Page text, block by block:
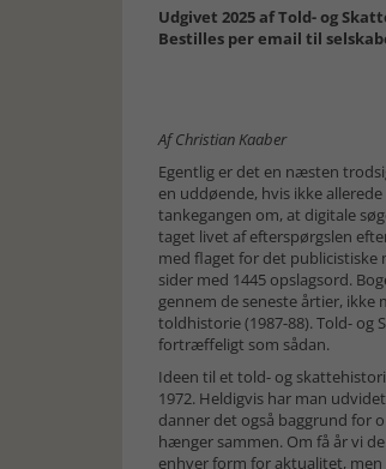
Udgivet 2025 af Told- og
Bestilles per email til
Af Christian Kaaber
Egentlig er det en næsten
en uddøende, hvis ikke
tankegangen om, at digitale
taget livet af efterspørgslen
med flaget for det publicistiske
sider med 1445 opslagsord.
gennem de seneste årtier, ikke
toldhistorie (1987-88). Told-
fortræffeligt som sådan.
Ideen til et told- og
1972. Heldigvis har man
danner det også baggrund for
hænger sammen. Om få år vi
enhver form for aktualitet,